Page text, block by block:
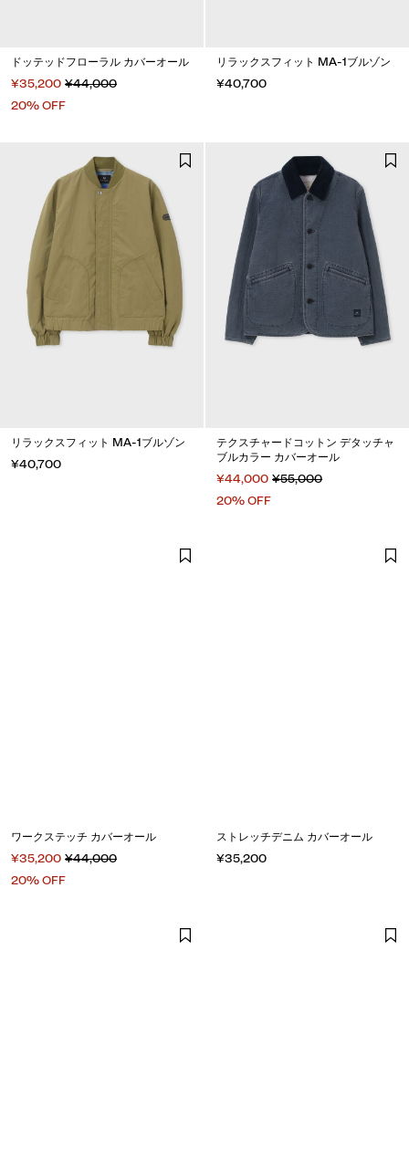
ドッテッドフローラル カバーオール
¥35,200 ¥44,000
20% OFF
リラックスフィット MA-1ブルゾン
¥40,700
リラックスフィット MA-1ブルゾン
¥40,700
テクスチャードコットン デタッチャ
ブルカラー カバーオール
¥44,000 ¥55,000
20% OFF
ワークステッチ カバーオール
¥35,200 ¥44,000
20% OFF
ストレッチデニム カバーオール
¥35,200